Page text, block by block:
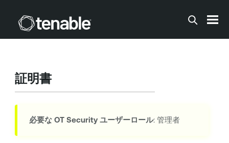
メインコンテンツに移動する
証明書
必要な OT Securityユーザーロール: 管理者